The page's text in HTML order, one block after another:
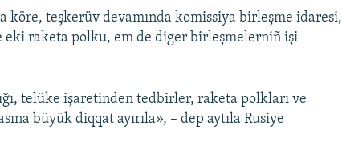
köre, teşkerüv devamında komissiya birleşme idaresi,
raketa polku, em de diger birleşmelerniñ işi
telüke işaretinden tedbirler, raketa polkları ve
büyük diqqat ayırıla», – dep aytıla Rusiye